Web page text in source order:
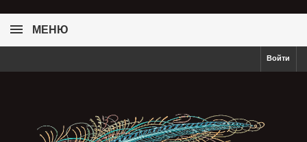
МЕНЮ
Войти